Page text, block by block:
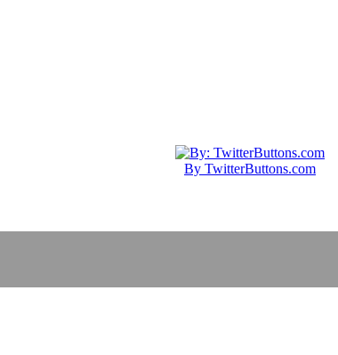
By TwitterButtons.com